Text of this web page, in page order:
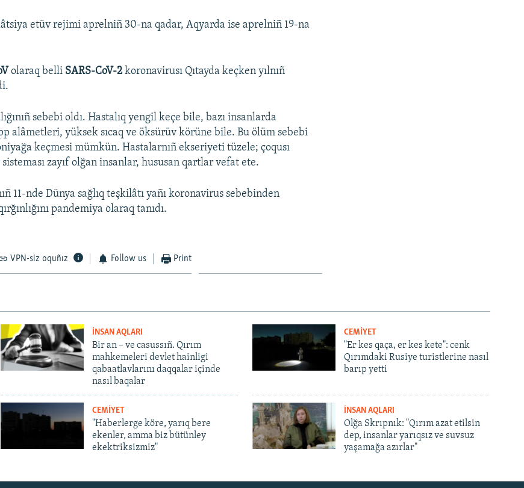
etüv rejimi aprelniñ 30-na qadar, Aqyarda ise aprelniñ 19-na
olaraq belli SARS-CoV-2koronavirusı Qıtayda keçken yılnıñ
sebebi oldı. Hastalıq yengil keçe bile, bazı insanlarda
alâmetleri, yüksek sıcaq ve öksürüv körüne bile. Bu ölüm sebebi
keçmesi mümkün. Hastalarnıñ ekseriyeti tüzele; çoqusı
zayıf olğan insanlar, hususan qartlar vefat ete.
11-nde Dünya sağlıq teşkilâtı yañı koronavirus sebebinden
pandemiya olaraq tanıdı.
VPN-siz oquñız Follow us Print
İNSAN AQLARI
Bir an – ve casussıñ. Qırım
mahkemeleri devlet hainligi
qabaatlavlarını daqqalar içinde
nasıl baqalar
CEMİYET
"Er kes qaça, er kes kete": cenk
Qırımdaki Rusiye turistlerine nasıl
barıp yetti
CEMİYET
"Haberlerge köre, yarıq bere
ekenler, amma biz bütünley
ekektriksizmiz"
İNSAN AQLARI
Olğa Skrıpnık: "Qırım azat etilsin
dep, insanlar yarıqsız ve suvsuz
yaşamağa azırlar"